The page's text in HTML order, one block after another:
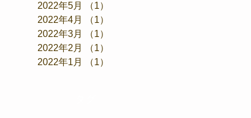
2022年5月
（1）
2022年4月
（1）
2022年3月
（1）
2022年2月
（1）
2022年1月
（1）